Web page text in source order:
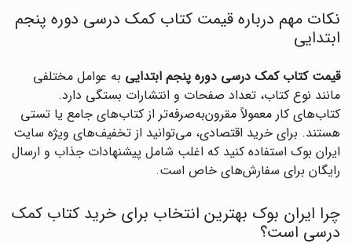
نکات مهم درباره قیمت کتاب کمک درسی دوره پنجم
ابتدایی
قیمت کتاب کمک درسی دوره پنجم ابتدایی به عوامل مختلفی
مانند نوع کتاب، تعداد صفحات و انتشارات بستگی دارد.
کتاب‌های کار معمولاً مقرون‌به‌صرفه‌تر از کتاب‌های جامع یا تستی
هستند. برای خرید اقتصادی، می‌توانید از تخفیف‌های ویژه سایت
ایران بوک استفاده کنید که اغلب شامل پیشنهادات جذاب و ارسال
رایگان برای سفارش‌های خاص است.
چرا ایران بوک بهترین انتخاب برای خرید کتاب کمک
درسی است؟